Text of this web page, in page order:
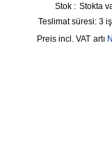
Stok : Stokta
Teslimat süresi: 3
incl. VAT artı